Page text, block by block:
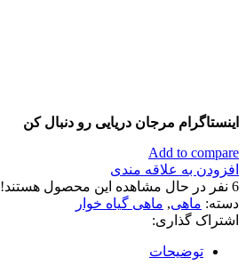
اینستاگرام مرجان دریایی رو دنبال کن
Add to compare
افزودن به علاقه مندی
6 نفر در حال مشاهده این محصول هستند!
دسته: ماهی, ماهی گیاه خوار
اشتراک گذاری:
توضیحات